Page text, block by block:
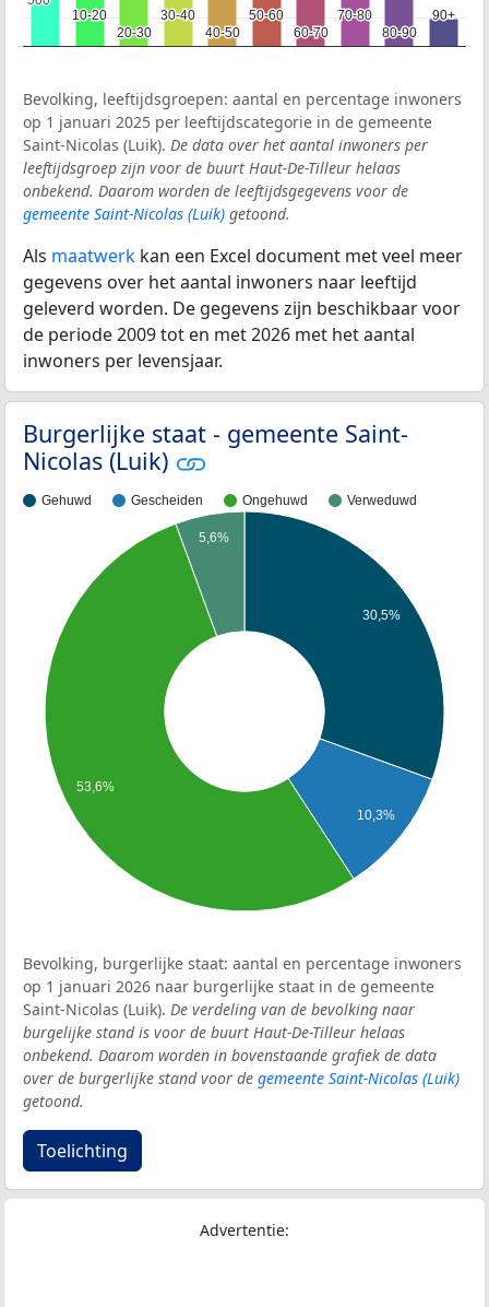
10-20
10-20
20-30
20-30
30-40
30-40
40-50
40-50
50-60
50-60
60-70
60-70
70-80
70-80
80-90
80-90
90+
90+
Bevolking, leeftijdsgroepen: aantal en percentage inwoners
op 1 januari 2025 per leeftijdscategorie in de gemeente
Saint-Nicolas (Luik). De data over het aantal inwoners per
leeftijdsgroep zijn voor de buurt Haut-De-Tilleur helaas
onbekend. Daarom worden de leeftijdsgegevens voor de
gemeente Saint-Nicolas (Luik) getoond.
Als maatwerk kan een Excel document met veel meer
gegevens over het aantal inwoners naar leeftijd
geleverd worden. De gegevens zijn beschikbaar voor
de periode 2009 tot en met 2026 met het aantal
inwoners per levensjaar.
Burgerlijke staat - gemeente Saint-
Nicolas (Luik)
Gehuwd Gescheiden Ongehuwd Verweduwd
30,5%
10,3%
5,6%
53,6%
Bevolking, burgerlijke staat: aantal en percentage inwoners
op 1 januari 2026 naar burgerlijke staat in de gemeente
Saint-Nicolas (Luik). De verdeling van de bevolking naar
burgelijke stand is voor de buurt Haut-De-Tilleur helaas
onbekend. Daarom worden in bovenstaande grafiek de data
over de burgerlijke stand voor de gemeente Saint-Nicolas (Luik)
getoond.
Toelichting
Advertentie: